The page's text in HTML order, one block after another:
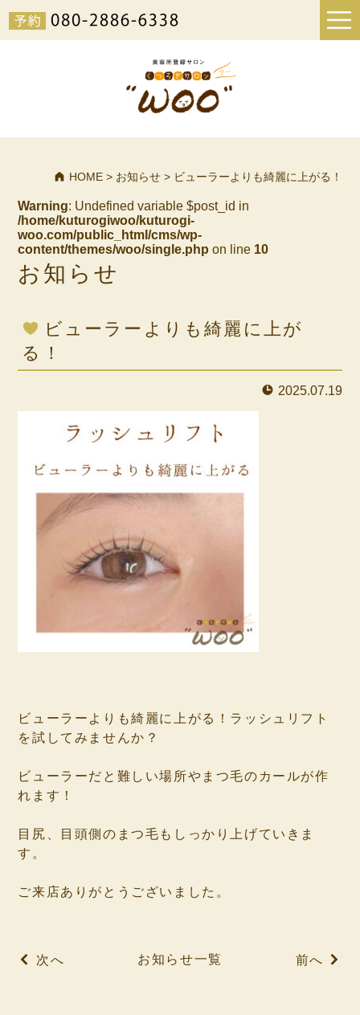
HOME> お知らせ> ビューラーよりも綺麗に上がる！
Warning: Undefined variable $post_id in
/home/kuturogiwoo/kuturogi-
woo.com/public_html/cms/wp-
content/themes/woo/single.php on line 10
お知らせ
ビューラーよりも綺麗に上が
る！
2025.07.19
ビューラーよりも綺麗に上がる！ラッシュリフト
を試してみませんか？
ビューラーだと難しい場所やまつ毛のカールが作
れます！
目尻、目頭側のまつ毛もしっかり上げていきま
す。
ご来店ありがとうございました。
次へ お知らせ一覧 前へ